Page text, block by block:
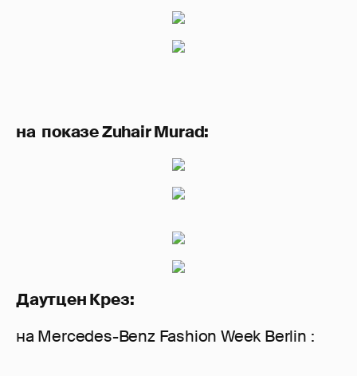
на показе Zuhair Murad:
Даутцен Крез:
на Mercedes-Benz Fashion Week Berlin :